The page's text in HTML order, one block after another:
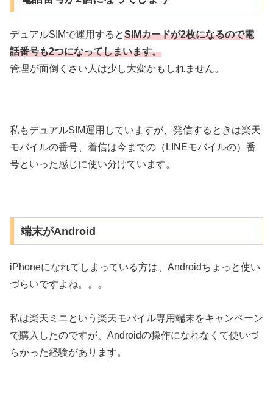
デュアルSIMで運用するとSIMカードが2枚になるので電
話番号も2つになってしまいます。
管理が面倒くさい人は少し大変かもしれません。
私もデュアルSIM運用していますが、発信するときは楽天
モバイルの番号、着信は今までの（LINEモバイルの）番
号といった感じに使い分けています。
端末がAndroid
iPhoneになれてしまっている方は、Androidちょっと使い
づらいですよね。。。
私は楽天ミニという楽天モバイル専用端末をキャンペーン
で購入したのですが、Androidの操作になれなくて使いづ
らかった経験があります。